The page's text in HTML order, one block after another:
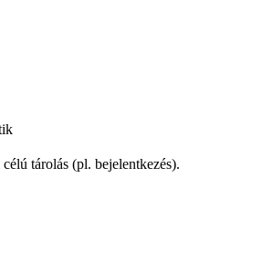
tárolás (pl. bejelentkezés).